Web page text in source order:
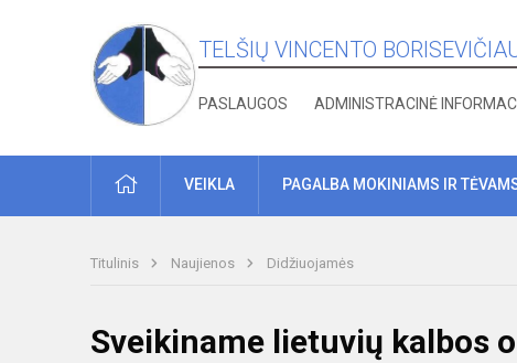
TELŠIŲ VINCENTO
PASLAUGOS ADMINISTRACINĖ
PRADŽIAVEIKLA PAGALBA MOKINIAMS IR
Titulinis Naujienos Didžiuojamės
Sveikiname lietuvių kalbos